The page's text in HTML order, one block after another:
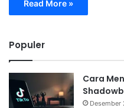
Read More »
Populer
Cara
Desember